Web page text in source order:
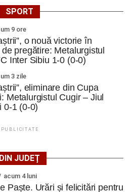
lucrul în echipă și exercițiile
zi să fie diferită și fiecare
”.
în principal în limba engleză,
a oferit ocazia să folosească și
uneori un cuvânt spus într-o altă
SPORT
9 ore
o nouă victorie în
pregătire: Metalurgistul
Inter Sibiu 1-0 (0-0)
3 zile
eliminare din Cupa
Metalurgistul Cugir – Jiul
0-1 (0-0)
PUBLICITATE
DIN JUDEȚ
acum 4 luni
Paște. Urări și felicitări pentru